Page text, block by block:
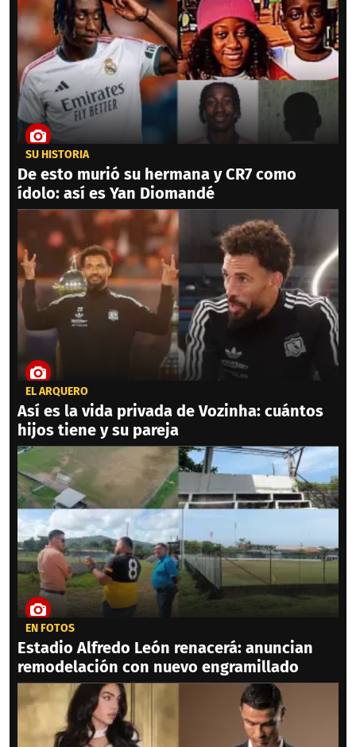
SU HISTORIA
De esto murió su hermana y CR7 como
ídolo: así es Yan Diomandé
EL ARQUERO
Así es la vida privada de Vozinha: cuántos
hijos tiene y su pareja
EN FOTOS
Estadio Alfredo León renacerá: anuncian
remodelación con nuevo engramillado